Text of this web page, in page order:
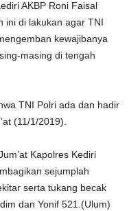
AKBP Roni Faisal
ini di lakukan agar TNI
kewajibanya
masing di tengah
TNI Polri ada dan hadir
(11/1/2019).
Kapolres Kediri
sejumplah
serta tukang becak
dan Yonif 521.(Ulum)